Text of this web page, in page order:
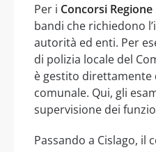
Per i Concorsi
bandi che richiedono
autorità ed enti. Per
di polizia locale del
è gestito direttamente
comunale. Qui, gli
supervisione dei
Passando a Cislago,